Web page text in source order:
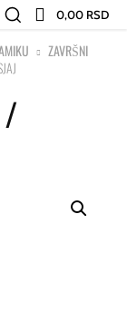
0,00 RSD
ZAVRŠNI
/